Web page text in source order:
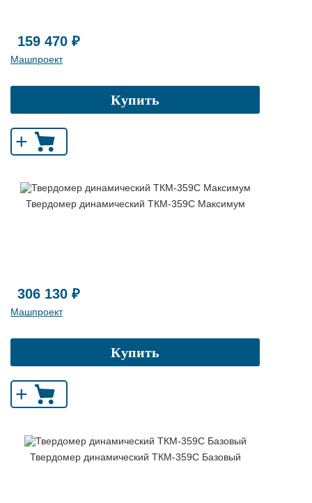
159 470 ₽
Машпроект
Купить
+
Твердомер динамический ТКМ-359C Максимум
306 130 ₽
Машпроект
Купить
+
Твердомер динамический ТКМ-359C Базовый